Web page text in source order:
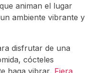
animan el lugar
ambiente vibrante y
disfrutar de una
cócteles
haga vibrar, Fiera